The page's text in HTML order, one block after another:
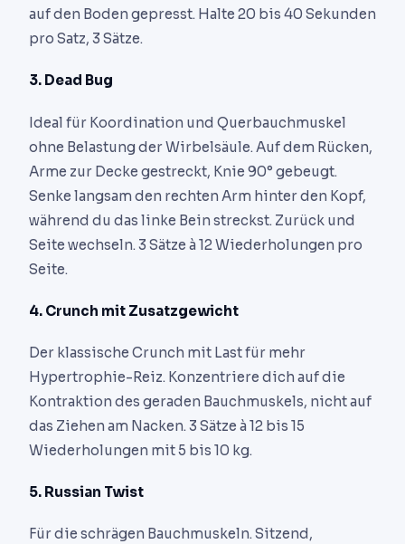
auf den Boden gepresst. Halte 20 bis 40 Sekunden
pro Satz, 3 Sätze.
3. Dead Bug
Ideal für Koordination und Querbauchmuskel
ohne Belastung der Wirbelsäule. Auf dem Rücken,
Arme zur Decke gestreckt, Knie 90° gebeugt.
Senke langsam den rechten Arm hinter den Kopf,
während du das linke Bein streckst. Zurück und
Seite wechseln. 3 Sätze à 12 Wiederholungen pro
Seite.
4. Crunch mit Zusatzgewicht
Der klassische Crunch mit Last für mehr
Hypertrophie-Reiz. Konzentriere dich auf die
Kontraktion des geraden Bauchmuskels, nicht auf
das Ziehen am Nacken. 3 Sätze à 12 bis 15
Wiederholungen mit 5 bis 10 kg.
5. Russian Twist
Für die schrägen Bauchmuskeln. Sitzend,